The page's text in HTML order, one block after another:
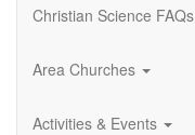
Christian Science FAQs
Area Churches
Activities & Events